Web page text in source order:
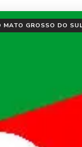
MATO GROSSO DO